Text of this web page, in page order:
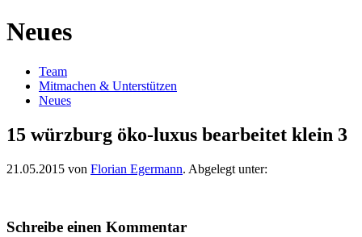
Neues
Team
Mitmachen & Unterstützen
Neues
15 würzburg öko-luxus bearbeitet klein 3
21.05.2015 von Florian Egermann. Abgelegt unter:
Schreibe einen Kommentar